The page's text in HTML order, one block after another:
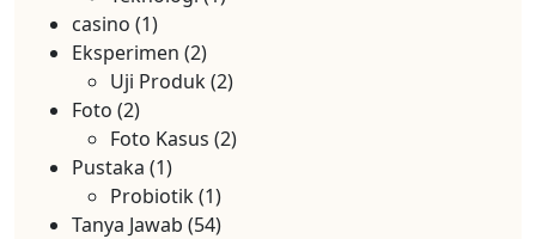
casino (1)
Eksperimen (2)
Uji Produk(2)
Foto (2)
Foto Kasus (2)
Pustaka (1)
Probiotik(1)
Tanya Jawab (54)